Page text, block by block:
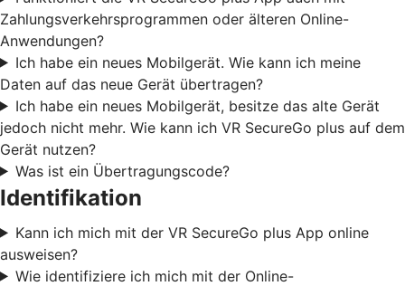
Zahlungsverkehrsprogrammen oder älteren Online-
Anwendungen?
Ich habe ein neues Mobilgerät. Wie kann ich meine
Daten auf das neue Gerät übertragen?
Ich habe ein neues Mobilgerät, besitze das alte Gerät
jedoch nicht mehr. Wie kann ich VR SecureGo plus auf dem
Gerät nutzen?
Was ist ein Übertragungscode?
Identifikation
Kann ich mich mit der VR SecureGo plus App online
ausweisen?
Wie identifiziere ich mich mit der Online-